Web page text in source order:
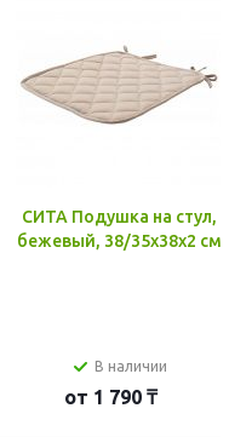
СИТА Подушка на стул,
бежевый, 38/35x38x2 см
В наличии
от 1 790 ₸